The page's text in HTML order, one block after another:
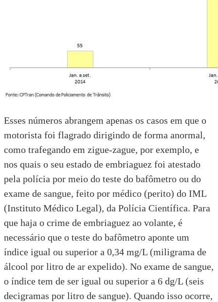
Esses números abrangem apenas os casos em que o
motorista foi flagrado dirigindo de forma anormal,
como trafegando em zigue-zague, por exemplo, e
nos quais o seu estado de embriaguez foi atestado
pela polícia por meio do teste do bafômetro ou do
exame de sangue, feito por médico (perito) do IML
(Instituto Médico Legal), da Polícia Científica. Para
que haja o crime de embriaguez ao volante, é
necessário que o teste do bafômetro aponte um
índice igual ou superior a 0,34 mg/L (miligrama de
álcool por litro de ar expelido). No exame de sangue,
o índice tem de ser igual ou superior a 6 dg/L (seis
decigramas por litro de sangue). Quando isso ocorre,